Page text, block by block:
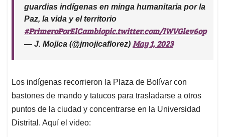
guardias indígenas en minga humanitaria por la
Paz, la vida y el territorio
#PrimeroPorElCambiopic.twitter.com/lWVGlev6op
— J. Mojica (@jmojicaflorez) May 1, 2023
Los indígenas recorrieron la Plaza de Bolívar con
bastones de mando y tatucos para trasladarse a otros
puntos de la ciudad y concentrarse en la Universidad
Distrital. Aquí el video: